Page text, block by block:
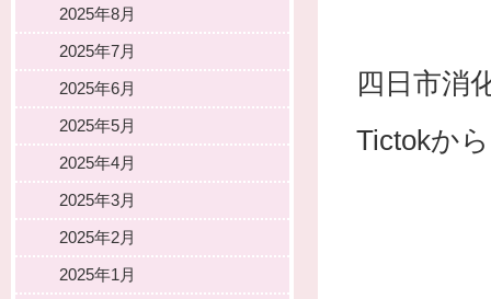
四日市消
Tictokから
2025年8月
2025年7月
2025年6月
2025年5月
2025年4月
2025年3月
2025年2月
2025年1月